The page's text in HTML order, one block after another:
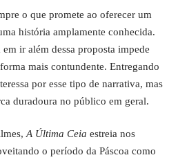
o que promete ao oferecer um
história amplamente conhecida.
ir além dessa proposta impede
mais contundente. Entregando
por esse tipo de narrativa, mas
duradoura no público em geral.
A Última Ceia estreia nos
o período da Páscoa como